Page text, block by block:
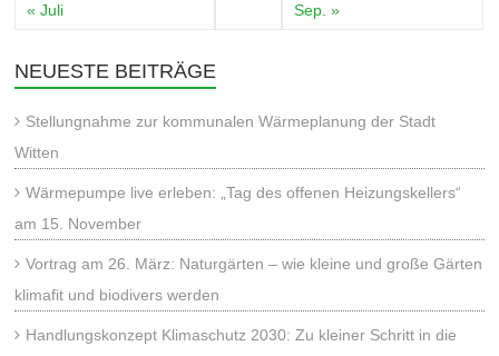
« Juli Sep. »
NEUESTE BEITRÄGE
Stellungnahme zur kommunalen Wärmeplanung der Stadt
Witten
Wärmepumpe live erleben: „Tag des offenen Heizungskellers“
am 15. November
Vortrag am 26. März: Naturgärten – wie kleine und große Gärten
klimafit und biodivers werden
Handlungskonzept Klimaschutz 2030: Zu kleiner Schritt in die